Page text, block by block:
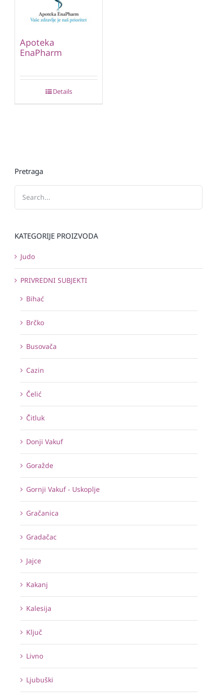
Apoteka
EnaPharm
Details
Pretraga
KATEGORIJE PROIZVODA
Judo
PRIVREDNI SUBJEKTI
Bihać
Brčko
Busovača
Cazin
Čelić
Čitluk
Donji Vakuf
Goražde
Gornji Vakuf - Uskoplje
Gračanica
Gradačac
Jajce
Kakanj
Kalesija
Ključ
Livno
Ljubuški